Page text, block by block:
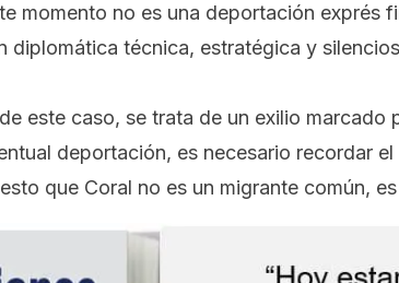
momento no es una deportación exprés
diplomática técnica, estratégica y
este caso, se trata de un exilio marcado
deportación, es necesario recordar
que Coral no es un migrante común,